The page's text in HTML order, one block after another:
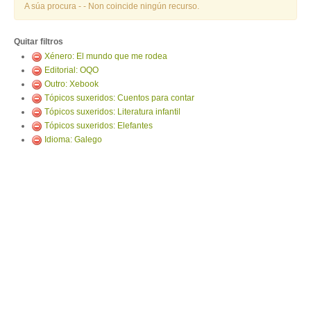
A súa procura - - Non coincide ningún recurso.
Quitar filtros
Xénero: El mundo que me rodea
Editorial: OQO
Outro: Xebook
Tópicos suxeridos: Cuentos para contar
Tópicos suxeridos: Literatura infantil
Tópicos suxeridos: Elefantes
Idioma: Galego